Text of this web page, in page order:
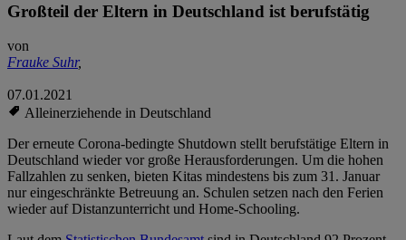
Großteil der Eltern in Deutschland ist berufstätig
von
Frauke Suhr,
07.01.2021
Alleinerziehende in Deutschland
Der erneute Corona-bedingte Shutdown stellt berufstätige Eltern in
Deutschland wieder vor große Herausforderungen. Um die hohen
Fallzahlen zu senken, bieten Kitas mindestens bis zum 31. Januar
nur eingeschränkte Betreuung an. Schulen setzen nach den Ferien
wieder auf Distanzunterricht und Home-Schooling.